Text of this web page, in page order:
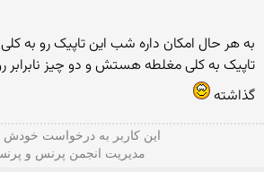
به هر حال امکان داره شب این تاپیک رو به
تاپیک به کلی مغلطه هستش و دو چیز نابرابر
گذاشته
این كاربر به درخواست
مدیریت انجمن پرنس و